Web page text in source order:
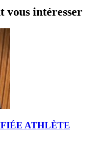
intéresser
ATHLÈTE